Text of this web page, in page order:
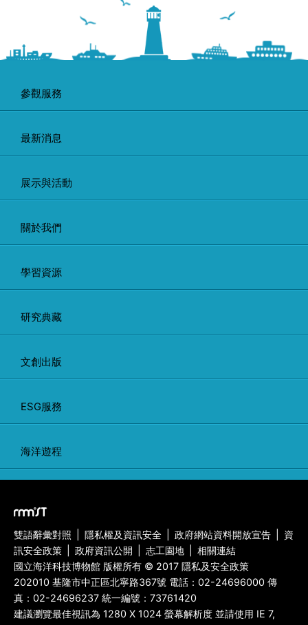
參觀服務
最新消息
展示與活動
關於我們
學習資源
研究典藏
文創出版
ESG服務
海洋遊程
雙語辭彙對照 隱私權及資訊安全 政府網站資料開放宣告
資
訊安全政策
政府資訊公開 志工園地
相關連結
國立海洋科技博物館 版權所有 © 2017 隱私及安全政策
202010 基隆市中正區北寧路367號 電話： 02-24696000 傳
真： 02-24696237 統一編號：73761420
建議瀏覽最佳視訊為 1280 X 1024 螢幕解析度 並請使用 IE 7,